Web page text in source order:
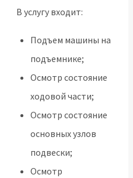
В услугу входит:
Подъем машины на
подъемнике;
Осмотр состояние
ходовой части;
Осмотр состояние
основных узлов
подвески;
Осмотр